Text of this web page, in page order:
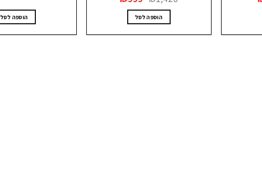
הוא: היה:
₪1,420.
הוספה לסל הוספה לסל